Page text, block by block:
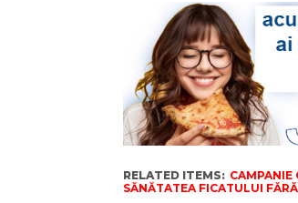
RELATED ITEMS: CAMPANIE
SĂNĂTATEA FICATULUI